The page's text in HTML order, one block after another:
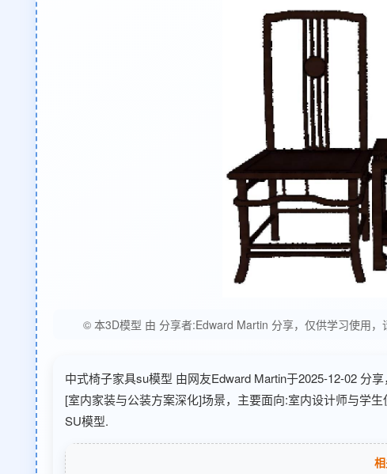
© 本3D模型 由 分享者:Edward Martin 分享，仅供学习使用
中式椅子家具su模型 由网友Edward Martin于2025-12-02 分
[室内家装与公装方案深化]场景，主要面向:室内设计师与学
SU模型.